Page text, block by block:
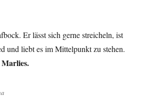
Er lässt sich gerne streicheln, ist
und liebt es im Mittelpunkt zu stehen.